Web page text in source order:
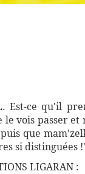
Est-ce qu'il
vois passer et
que
si distinguées
LIGARAN :